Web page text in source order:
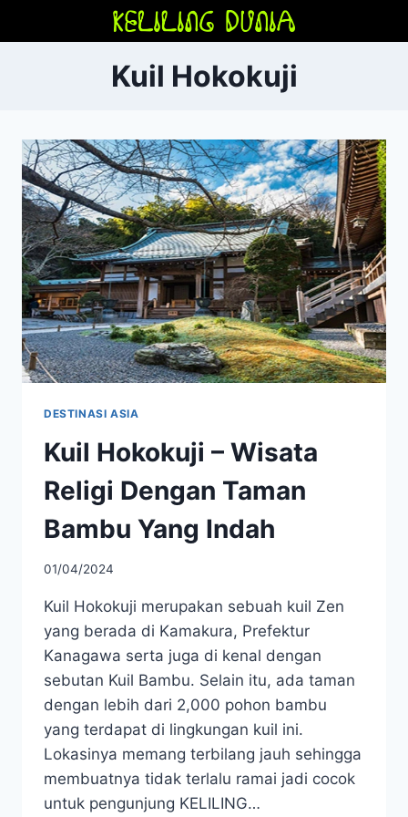
Kuil Hokokuji
DESTINASI ASIA
Kuil Hokokuji – Wisata
Religi Dengan Taman
Bambu Yang Indah
01/04/2024
Kuil Hokokuji merupakan sebuah kuil Zen
yang berada di Kamakura, Prefektur
Kanagawa serta juga di kenal dengan
sebutan Kuil Bambu. Selain itu, ada taman
dengan lebih dari 2,000 pohon bambu
yang terdapat di lingkungan kuil ini.
Lokasinya memang terbilang jauh sehingga
membuatnya tidak terlalu ramai jadi cocok
untuk pengunjung KELILING…